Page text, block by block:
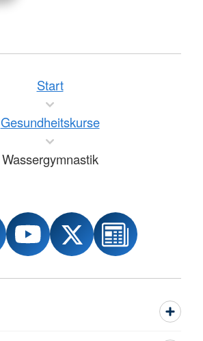
Start
Gesundheitskurse
Wassergymnastik